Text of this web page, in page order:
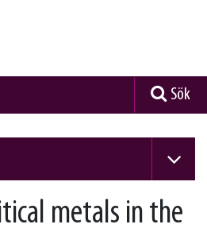
Sök
metals in the